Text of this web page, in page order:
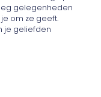
gelegenheden
om ze geeft.
je geliefden